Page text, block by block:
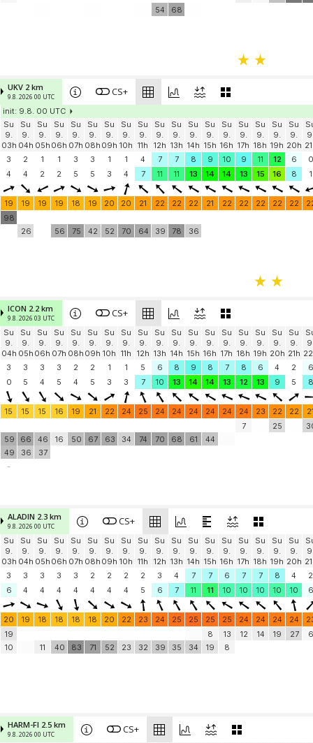
54
68
UKV 2 km
9.8. 2026 00 UTC CS+
init: 9.8. 00 UTC
Su
9.
03h
Su
9.
04h
Su
9.
05h
Su
9.
06h
Su
9.
07h
Su
9.
08h
Su
9.
09h
Su
9.
10h
Su
9.
11h
Su
9.
12h
Su
9.
13h
Su
9.
14h
Su
9.
15h
Su
9.
16h
Su
9.
17h
Su
9.
18h
Su
9.
19h
Su
9.
20h
3
2 1 1 3 3 1 1 4 7 7 8 9 10 9 11 12 6
0
4
4 2 2 5 5 3 4 7 11 11 13 14 14 13 15 16 8 1
19 19 19 19 18 19 20 20 21 22 22 22 21 22 22 22 22 22
98
26
56 75 42 52 70 64 39 78 36
ICON 2.2 km
9.8. 2026 03 UTC CS+
Su
9.
04h
Su
9.
05h
Su
9.
06h
Su
9.
07h
Su
9.
08h
Su
9.
09h
Su
9.
10h
Su
9.
11h
Su
9.
12h
Su
9.
13h
Su
9.
14h
Su
9.
15h
Su
9.
16h
Su
9.
17h
Su
9.
18h
Su
9.
19h
Su
9.
20h
Su
9.
21h
3
3 3 3 2 2 1 1 5 6 8 9 8 7 8 6 4 2
6
0
5 4 5 4 5 3 3 7 10 13 14 14 13 12 13 9 5 8
15 15 15 16 19 21 22 24 25 24 24 24 24 24 24 23 22 22
59
49
66
36
46
37
16 50 67 63 34 74 70 68 61 44
7 25
-
ALADIN 2.3 km
9.8. 2026 00 UTC CS+
Su
9.
03h
Su
9.
04h
Su
9.
05h
Su
9.
06h
Su
9.
07h
Su
9.
08h
Su
9.
09h
Su
9.
10h
Su
9.
11h
Su
9.
12h
Su
9.
13h
Su
9.
14h
Su
9.
15h
Su
9.
16h
Su
9.
17h
Su
9.
18h
Su
9.
19h
Su
9.
20h
3
3 3 3 3 2 2 2 2 3 4 7 7 6 7 7 8 4
2
6
4 4 4 4 4 4 4 5 6 7 11 11 10 10 10 10 10 6
20 19 18 18 18 18 20 22 23 24 25 25 25 25 24 24 24 24
19
10
11 40 83 71 52 23 32 39 35 34
8
19
13
8
12 14 19 27 6
HARM-FI 2.5 km
9.8. 2026 00 UTC CS+